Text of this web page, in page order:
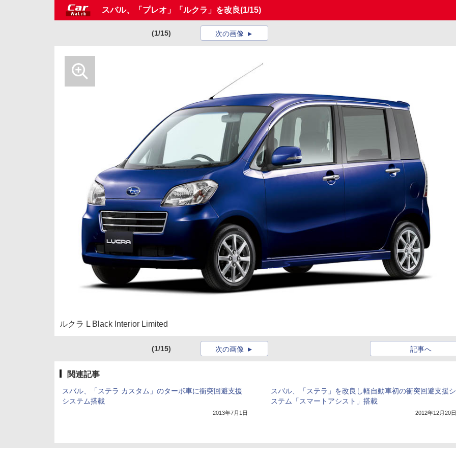
スバル、「プレオ」「ルクラ」を改良(1/15)
(1/15) 次の画像
ルクラ L Black Interior Limited
(1/15) 記事へ
次の画像
関連記事
スバル、「ステラ カスタム」のターボ車に衝突回避支援
システム搭載
2013年7月1日
スバル、「ステラ」を改良し軽自動車初の衝突回避支援シ
ステム「スマートアシスト」搭載
2012年12月20日